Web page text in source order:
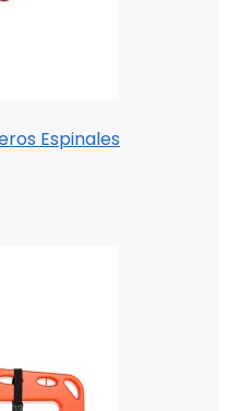
Espinales